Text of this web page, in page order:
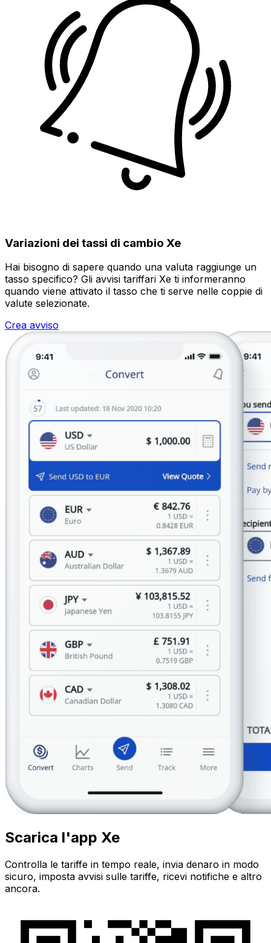
Variazioni dei tassi di cambio Xe
Hai bisogno di sapere quando una valuta raggiunge un
tasso specifico? Gli avvisi tariffari Xe ti informeranno
quando viene attivato il tasso che ti serve nelle coppie di
valute selezionate.
Crea avviso
Scarica l'app Xe
Controlla le tariffe in tempo reale, invia denaro in modo
sicuro, imposta avvisi sulle tariffe, ricevi notifiche e altro
ancora.